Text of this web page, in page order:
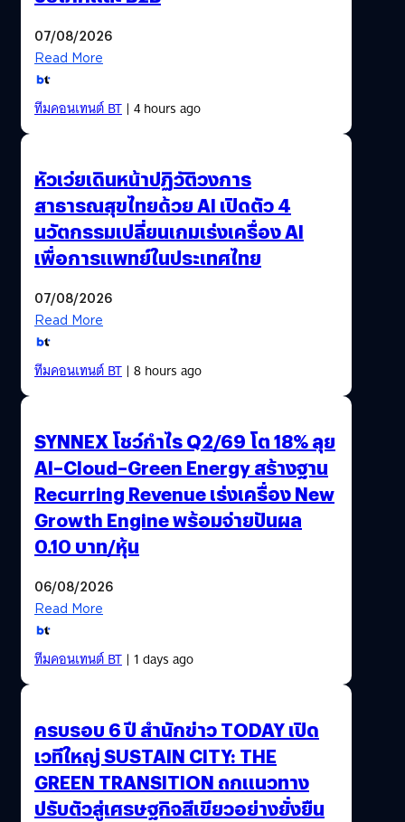
07/08/2026
Read More
ทีมคอนเทนต์ BT| 4 hours ago
หัวเว่ยเดินหน้าปฏิวัติวงการ
สาธารณสุขไทยด้วย AI เปิดตัว 4
นวัตกรรมเปลี่ยนเกมเร่งเครื่อง AI
เพื่อการแพทย์ในประเทศไทย
07/08/2026
Read More
ทีมคอนเทนต์ BT| 8 hours ago
SYNNEX โชว์กำไร Q2/69 โต 18% ลุย
AI–Cloud–Green Energy สร้างฐาน
Recurring Revenue เร่งเครื่อง New
Growth Engine พร้อมจ่ายปันผล
0.10 บาท/หุ้น
06/08/2026
Read More
ทีมคอนเทนต์ BT| 1 days ago
ครบรอบ 6 ปี สำนักข่าว TODAY เปิด
เวทีใหญ่ SUSTAIN CITY: THE
GREEN TRANSITION ถกแนวทาง
ปรับตัวสู่เศรษฐกิจสีเขียวอย่างยั่งยืน